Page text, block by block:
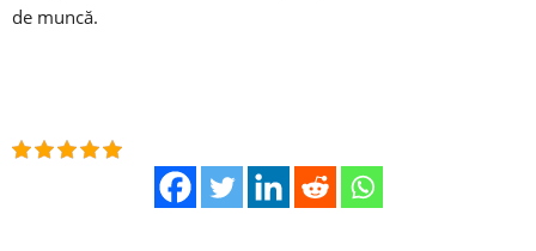
de muncă.